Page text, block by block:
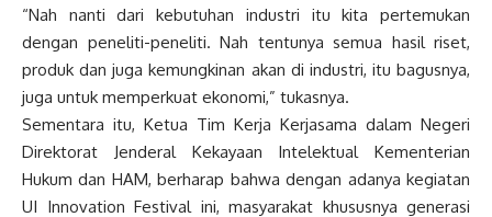
“Nah nanti dari kebutuhan industri itu kita pertemukan
dengan peneliti-peneliti. Nah tentunya semua hasil riset,
produk dan juga kemungkinan akan di industri, itu bagusnya,
juga untuk memperkuat ekonomi,” tukasnya.
Sementara itu, Ketua Tim Kerja Kerjasama dalam Negeri
Direktorat Jenderal Kekayaan Intelektual Kementerian
Hukum dan HAM, berharap bahwa dengan adanya kegiatan
UI Innovation Festival ini, masyarakat khususnya generasi